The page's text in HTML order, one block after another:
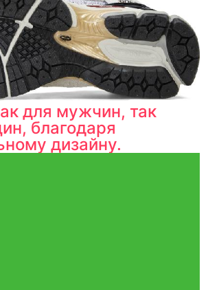
для мужчин, так
благодаря
дизайну.